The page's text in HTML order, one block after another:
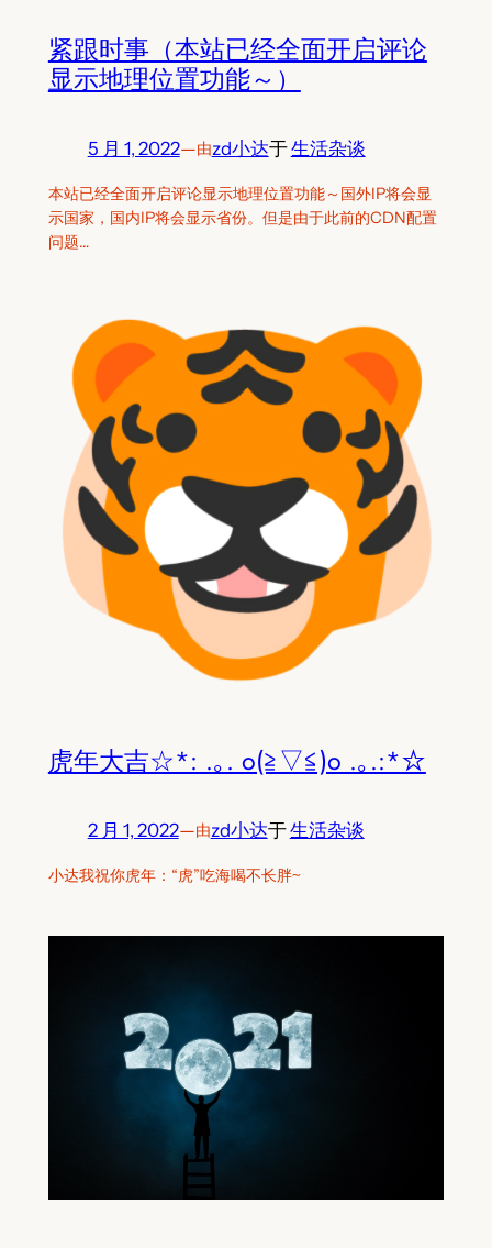
紧跟时事（本站已经全面开启评论
显示地理位置功能～）
5 月 1, 2022—由zd小达于生活杂谈
本站已经全面开启评论显示地理位置功能～国外IP将会显
示国家，国内IP将会显示省份。但是由于此前的CDN配置
问题…
虎年大吉☆*: .｡. o(≧▽≦)o .｡.:*☆
2 月 1, 2022—由zd小达于生活杂谈
小达我祝你虎年：“虎”吃海喝不长胖~